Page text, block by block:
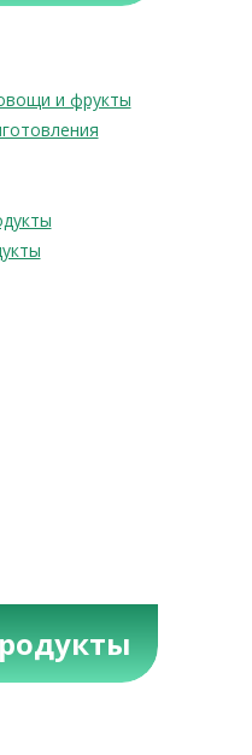
и фрукты